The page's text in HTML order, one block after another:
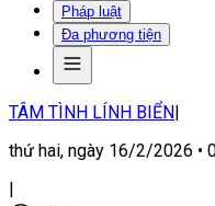
Pháp luật
Đa phương tiện
TÂM TÌNH LÍNH BIỂN|
thứ hai, ngày 16/2/2026 •
|